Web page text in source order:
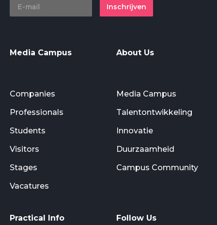
Inschrijven
Media Campus
Companies
Professionals
Students
Visitors
Stages
Vacatures
About Us
Media Campus
Talentontwikkeling
Innovatie
Duurzaamheid
Campus Community
Practical Info Follow Us